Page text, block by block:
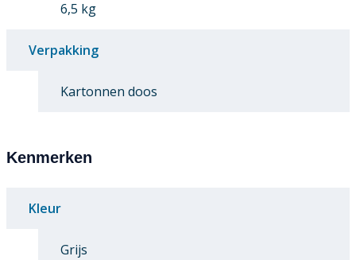
6,5 kg
Verpakking
Kartonnen doos
Kenmerken
Kleur
Grijs